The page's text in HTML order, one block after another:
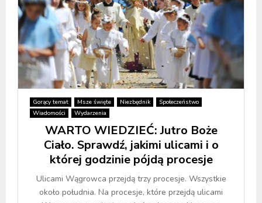
Gorący temat Msze święte Niezbędnik
Społeczeństwo
Wiadomości
Wydarzenia
WARTO WIEDZIEĆ: Jutro Boże
Ciało. Sprawdź, jakimi ulicami i o
której godzinie pójdą procesje
Ulicami Wągrowca przejdą trzy procesje. Wszystkie
około południa. Na procesje, które przejdą ulicami